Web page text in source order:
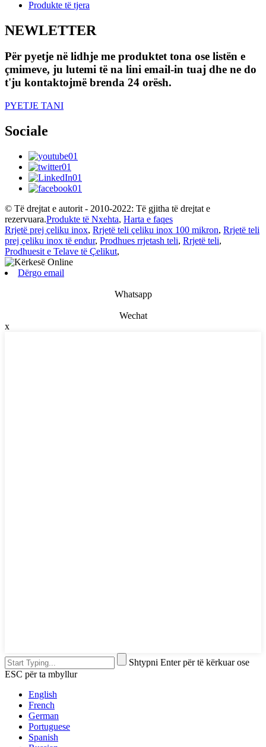
Produkte të tjera
NEWLETTER
Për pyetje në lidhje me produktet tona ose listën e
çmimeve, ju lutemi të na lini email-in tuaj dhe ne do
t'ju kontaktojmë brenda 24 orësh.
PYETJE TANI
Sociale
© Të drejtat e autorit - 2010-2022: Të gjitha të drejtat e
rezervuara.Produkte të Nxehta, Harta e faqes
Rrjetë prej çeliku inox, Rrjetë teli çeliku inox 100 mikron, Rrjetë teli
prej çeliku inox të endur, Prodhues rrjetash teli, Rrjetë teli,
Prodhuesit e Telave të Çelikut,
Dërgo email
Whatsapp
Wechat
x
Shtypni Enter për të kërkuar ose
ESC për ta mbyllur
English
French
German
Portuguese
Spanish